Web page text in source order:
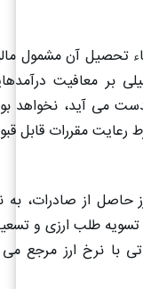
تحصیل آن مشمول
بر معافیت
می آید، نخواهد
رعایت مقررات قابل
حاصل از صادرات، به
طلب ارزی و
با نرخ ارز مرجع